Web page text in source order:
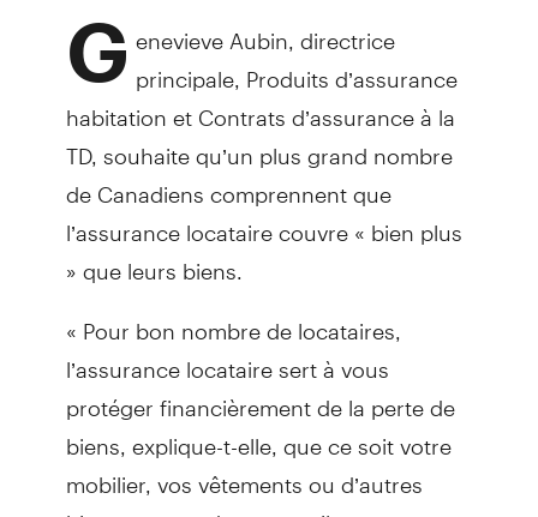
G enevieve Aubin, directrice
principale, Produits d’assurance
habitation et Contrats d’assurance à la
TD, souhaite qu’un plus grand nombre
de Canadiens comprennent que
l’assurance locataire couvre « bien plus
» que leurs biens.
« Pour bon nombre de locataires,
l’assurance locataire sert à vous
protéger financièrement de la perte de
biens, explique-t-elle, que ce soit votre
mobilier, vos vêtements ou d’autres